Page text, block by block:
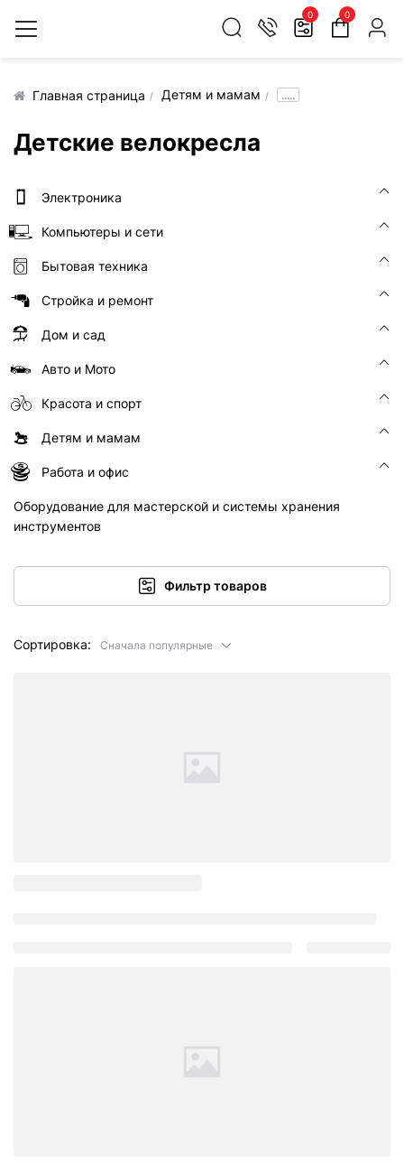
0 0
Главная страница Детям и мамам .....
Детские велокресла
Электроника
Компьютеры и сети
Бытовая техника
Стройка и ремонт
Дом и сад
Авто и Мото
Красота и спорт
Детям и мамам
Работа и офис
Оборудование для мастерской и системы хранения
инструментов
Фильтр товаров
Сортировка: Сначала популярные